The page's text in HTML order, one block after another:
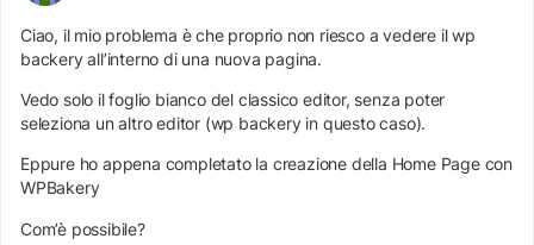
Ciao, il mio problema è che proprio non riesco a vedere il wp
backery all’interno di una nuova pagina.
Vedo solo il foglio bianco del classico editor, senza poter
seleziona un altro editor (wp backery in questo caso).
Eppure ho appena completato la creazione della Home Page con
WPBakery
Com’è possibile?